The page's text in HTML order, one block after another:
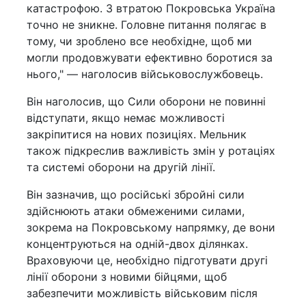
катастрофою. З втратою Покровська Україна
точно не зникне. Головне питання полягає в
тому, чи зроблено все необхідне, щоб ми
могли продовжувати ефективно боротися за
нього," — наголосив військовослужбовець.
Він наголосив, що Сили оборони не повинні
відступати, якщо немає можливості
закріпитися на нових позиціях. Мельник
також підкреслив важливість змін у ротаціях
та системі оборони на другій лінії.
Він зазначив, що російські збройні сили
здійснюють атаки обмеженими силами,
зокрема на Покровському напрямку, де вони
концентруються на одній-двох ділянках.
Враховуючи це, необхідно підготувати другі
лінії оборони з новими бійцями, щоб
забезпечити можливість військовим після